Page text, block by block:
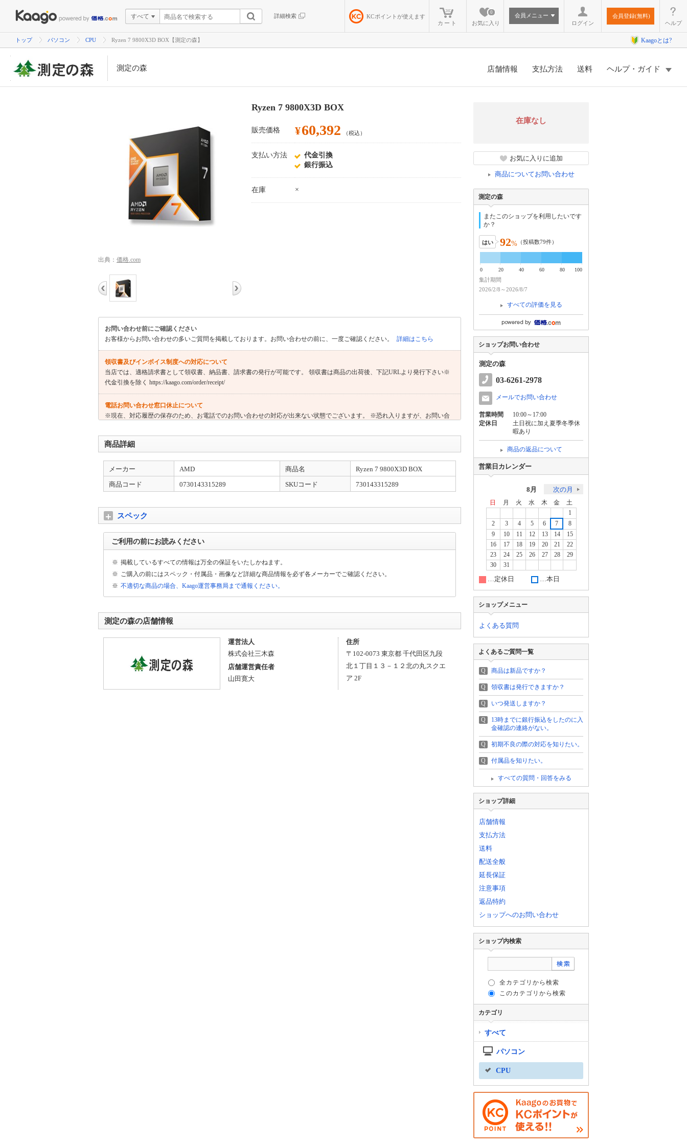
すべて 詳細検索 KCポイントが使えます
カート
お気に入り
0
会員メニュー
ログイン
会員登録(無料)
ヘルプ
トップ パソコン CPU Ryzen 7 9800X3D BOX【測定の森】 Kaagoとは?
測定の森 店舗情報 支払方法 送料 ヘルプ・ガイド
出典： 価格.com
Ryzen 7 9800X3D BOX
販売価格 ¥60,392 （税込）
支払い方法
代金引換
銀行振込
在庫 ×
お問い合わせ前にご確認ください
お客様からお問い合わせの多いご質問を掲載しております。お問い合わせの前に、一度ご確認ください。
詳細はこちら
領収書及びインボイス制度への対応について
当店では、適格請求書として領収書、納品書、請求書の発行が可能です。 領収書は商品の出荷後、下記URLより発行下さい※
代金引換を除く https://kaago.com/order/receipt/
電話お問い合わせ窓口休止について
※現在、対応履歴の保存のため、お電話でのお問い合わせの対応が出来ない状態でございます。 ※恐れ入りますが、お問い合
商品詳細
メーカー AMD 商品名
Ryzen 7 9800X3D BOX
商品コード
0730143315289 SKUコード 730143315289
スペック
ご利用の前にお読みください
※ 掲載しているすべての情報は万全の保証をいたしかねます。
※ ご購入の前にはスペック・付属品・画像など詳細な商品情報を必ず各メーカーでご確認ください。
※ 不適切な商品の場合、Kaago運営事務局まで通報ください。
測定の森の店舗情報
運営法人
株式会社三木森
店舗運営責任者
山田寛大
住所
〒 102-0073 東京都 千代田区九段
北１丁目１３－１２ 北の丸スクエ
ア 2F
在庫なし
お気に入りに追加
商品についてお問い合わせ
測定の森
またこのショップを利用したいです
か？
はい 92% （投稿数79件）
0 20 40 60 80 100
集計期間
2026/2/8～2026/8/7
すべての評価を見る
ショップお問い合わせ
測定の森
03-6261-2978
メールでお問い合わせ
営業時間
10:00～17:00
定休日
土日祝に加え夏季冬季休
暇あり
商品の返品について
営業日カレンダー
8月 次の月
日 月 火 水 木 金
土
1
2
3 4 5 6 7
8
9
10 11 12 13 14
15
16
17 18 19 20 21
22
23
24 25 26 27 28
29
30
31
…定休日 …本日
ショップメニュー
よくある質問
よくあるご質問一覧
Q 商品は新品ですか？
Q 領収書は発行できますか？
Q いつ発送しますか？
Q
13時までに銀行振込をしたのに入
金確認の連絡がない。
Q 初期不良の際の対応を知りたい。
Q 付属品を知りたい。
すべての質問・回答をみる
ショップ詳細
店舗情報
支払方法
送料
配送全般
延長保証
注意事項
返品特約
ショップへのお問い合わせ
ショップ内検索
全カテゴリから検索
このカテゴリから検索
カテゴリ
すべて
パソコン
CPU